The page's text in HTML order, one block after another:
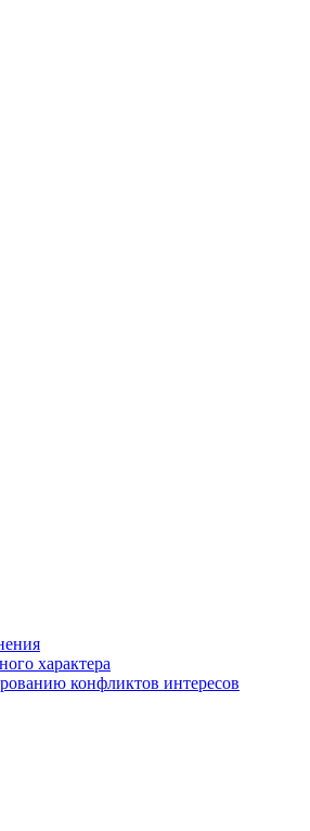
характера
конфликтов интересов